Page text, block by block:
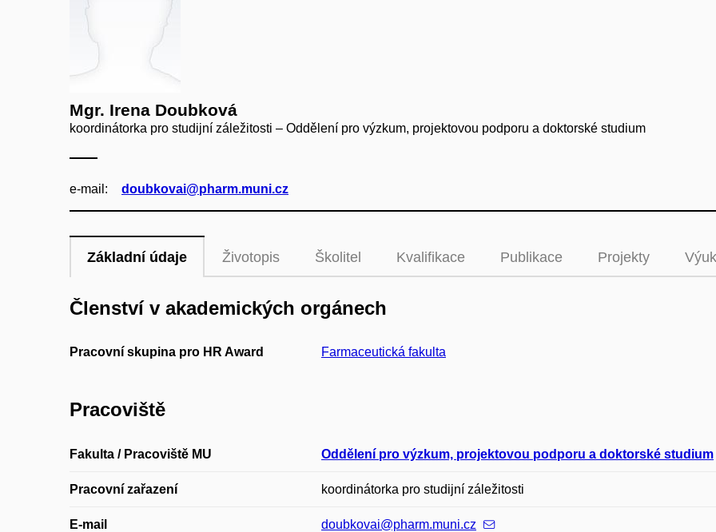
Mgr. Irena Doubková
koordinátorka pro studijní záležitosti – Oddělení pro výzkum, projektovou podporu a doktorské studium
e‑mail: doubkovai@pharm.muni.cz
Základní údaje Životopis Školitel Kvalifikace Publikace Projekty
Členství v akademických orgánech
Pracovní skupina pro HR Award Farmaceutická fakulta
Pracoviště
Fakulta / Pracoviště MU Oddělení pro výzkum, projektovou podporu a doktorské studium
Pracovní zařazení koordinátorka pro studijní záležitosti
E-mail doubkovai@pharm.muni.cz